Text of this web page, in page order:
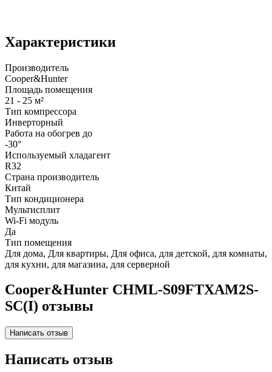
Характеристики
Производитель
Cooper&Hunter
Площадь помещения
21 - 25 м²
Тип компрессора
Инверторный
Работа на обогрев до
-30°
Используемый хладагент
R32
Страна производитель
Китай
Тип кондиционера
Мультисплит
Wi-Fi модуль
Да
Тип помещения
Для дома, Для квартиры, Для офиса, для детской, для комнаты,
для кухни, для магазина, для серверной
Cooper&Hunter CHML-S09FTXAM2S-
SC(I) отзывы
Написать отзыв